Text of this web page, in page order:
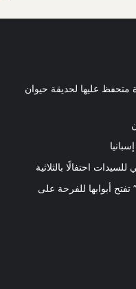
متحفظ عليها لحديقة حيوان
احتفالًا بالثلاثية
أبوابها للفرحة على